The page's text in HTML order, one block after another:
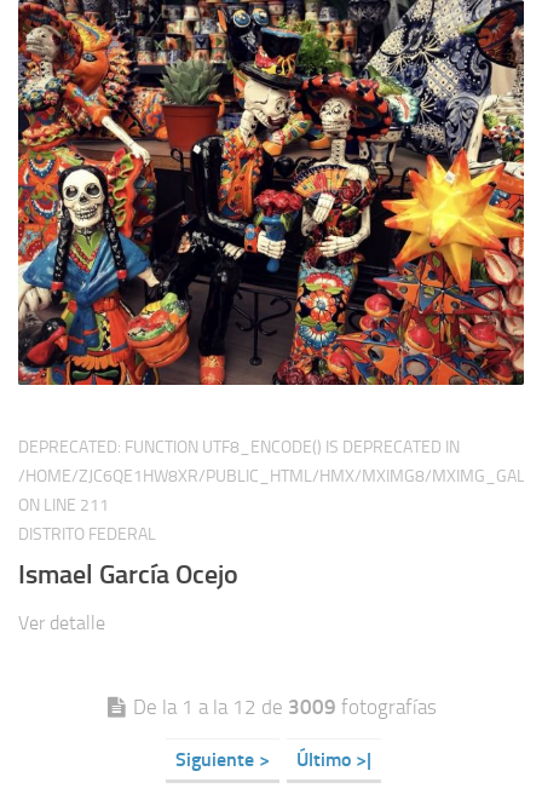
DEPRECATED: FUNCTION UTF8_ENCODE() IS DEPRECATED IN
/HOME/ZJC6QE1HW8XR/PUBLIC_HTML/HMX/MXIMG8/
ON LINE 211
DISTRITO FEDERAL
Ismael García Ocejo
Ver detalle
De la 1 a la 12 de 3009 fotografías
Siguiente > Último >|